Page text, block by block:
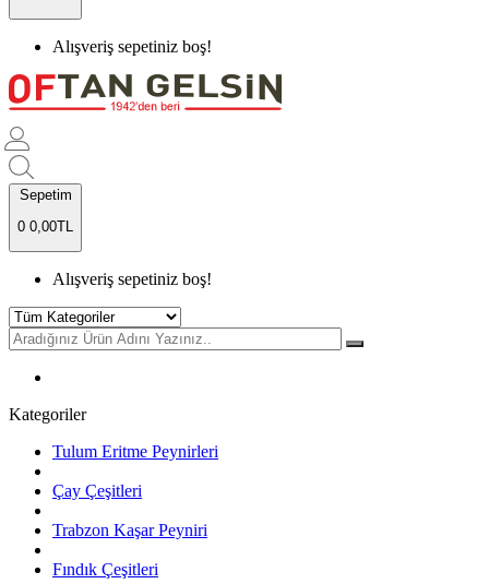
Alışveriş sepetiniz boş!
Sepetim
0 0,00TL
Alışveriş sepetiniz boş!
Kategoriler
Tulum Eritme Peynirleri
Çay Çeşitleri
Trabzon Kaşar Peyniri
Fındık Çeşitleri